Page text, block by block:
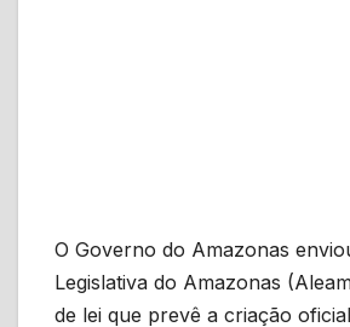
O Governo do Amazonas
Legislativa do Amazonas
de lei que prevê a criação